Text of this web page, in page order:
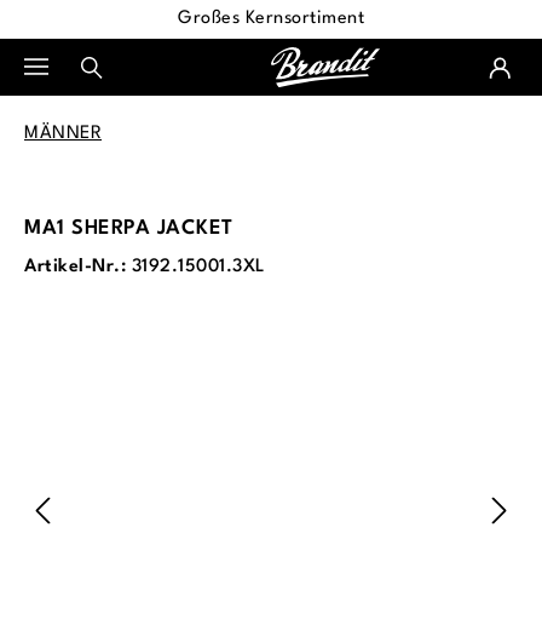
Großes Kernsortiment
MÄNNER
MA1 SHERPA JACKET
Artikel-Nr.: 3192.15001.3XL